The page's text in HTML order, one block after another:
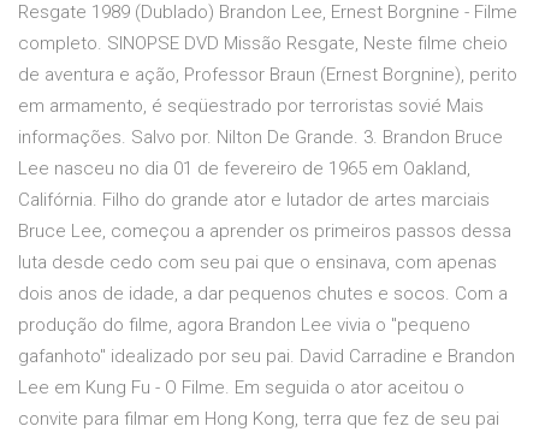
Resgate 1989 (Dublado) Brandon Lee, Ernest Borgnine - Filme
completo. SINOPSE DVD Missão Resgate, Neste filme cheio
de aventura e ação, Professor Braun (Ernest Borgnine), perito
em armamento, é seqüestrado por terroristas sovié Mais
informações. Salvo por. Nilton De Grande. 3. Brandon Bruce
Lee nasceu no dia 01 de fevereiro de 1965 em Oakland,
Califórnia. Filho do grande ator e lutador de artes marciais
Bruce Lee, começou a aprender os primeiros passos dessa
luta desde cedo com seu pai que o ensinava, com apenas
dois anos de idade, a dar pequenos chutes e socos. Com a
produção do filme, agora Brandon Lee vivia o "pequeno
gafanhoto" idealizado por seu pai. David Carradine e Brandon
Lee em Kung Fu - O Filme. Em seguida o ator aceitou o
convite para filmar em Hong Kong, terra que fez de seu pai